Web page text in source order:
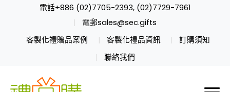
電話+886 (02)7705-2393, (02)7729-7961
電郵sales@sec.gifts
客製化禮贈品案例
客製化禮品資訊
訂購須知
聯絡我們